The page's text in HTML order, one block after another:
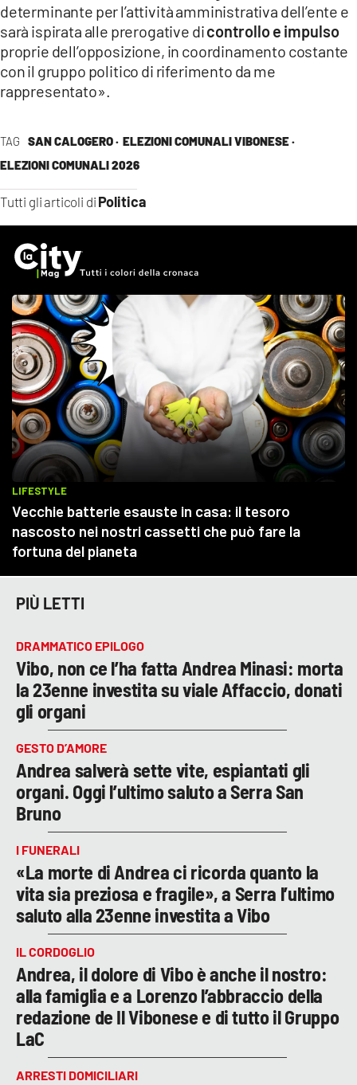
TAG SAN CALOGERO · ELEZIONI COMUNALI VIBONESE ·
ELEZIONI COMUNALI 2026
Tutti gli articoli di Politica
determinante per l’attività amministrativa dell’ente e
sarà ispirata alle prerogative dicontrollo e impulso
proprie dell’opposizione, in coordinamento costante
con il gruppo politico di riferimento da me
rappresentato».
PIÙ LETTI
DRAMMATICO EPILOGO
Vibo, non ce l’ha fatta Andrea Minasi: morta
la 23enne investita su viale Affaccio, donati
gli organi
GESTO D’AMORE
Andrea salverà sette vite, espiantati gli
organi. Oggi l’ultimo saluto a Serra San
Bruno
I FUNERALI
«La morte di Andrea ci ricorda quanto la
vita sia preziosa e fragile», a Serra l’ultimo
saluto alla 23enne investita a Vibo
IL CORDOGLIO
Andrea, il dolore di Vibo è anche il nostro:
alla famiglia e a Lorenzo l’abbraccio della
redazione de Il Vibonese e di tutto il Gruppo
LaC
ARRESTI DOMICILIARI